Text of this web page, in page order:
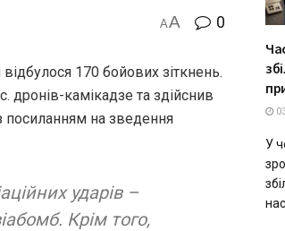
AA 0
170 бойових зіткнень.
дронів-камікадзе та здійснив
посиланням на зведення
ударів –
Крім того,
У